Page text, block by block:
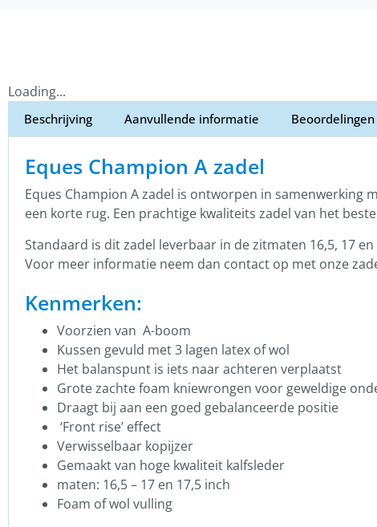
Loading...
Beschrijving Aanvullende informatie Beoordelingen
Eques Champion A zadel
Eques Champion A zadel is ontworpen in
een korte rug. Een prachtige kwaliteits zadel van het
Standaard is dit zadel leverbaar in de zitmaten 16,5, 17
Voor meer informatie neem dan contact op met onze
Kenmerken:
Voorzien van A-boom
Kussen gevuld met 3 lagen latex of wol
Het balanspunt is iets naar achteren verplaatst
Grote zachte foam kniewrongen voor geweldige
Draagt bij aan een goed gebalanceerde positie
‘Front rise’ effect
Verwisselbaar kopijzer
Gemaakt van hoge kwaliteit kalfsleder
maten: 16,5 – 17 en 17,5 inch
Foam of wol vulling